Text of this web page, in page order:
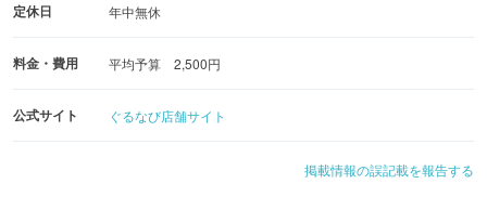
定休日 年中無休
料金・費用 平均予算 2,500円
公式サイト ぐるなび店舗サイト
掲載情報の誤記載を報告する